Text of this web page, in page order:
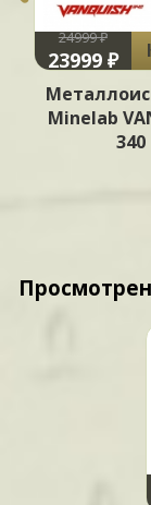
24999 ₽
23999 ₽
Minelab
340